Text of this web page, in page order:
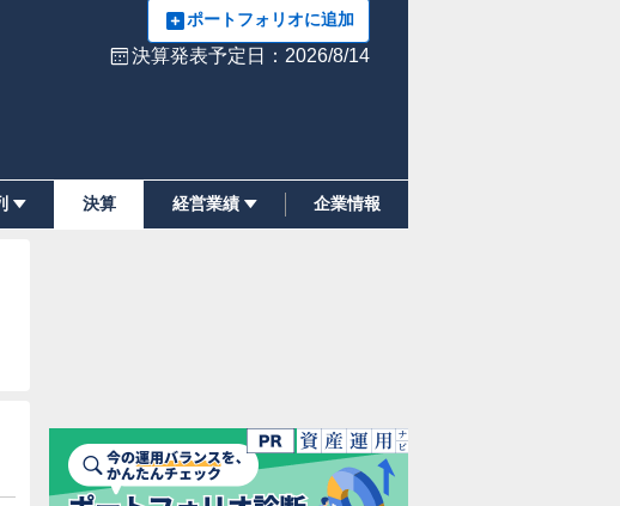
ポートフォリオに追加
決算発表予定日：2026/8/14
決算 経営業績 企業情報